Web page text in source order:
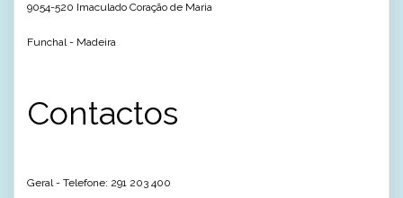
9054-520 Imaculado Coração de Maria
Funchal - Madeira
Contactos
Geral - Telefone: 291 203 400